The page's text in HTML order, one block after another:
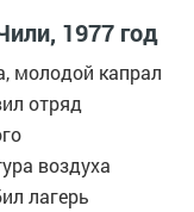
1977 год
молодой капрал
отряд
воздуха
лагерь